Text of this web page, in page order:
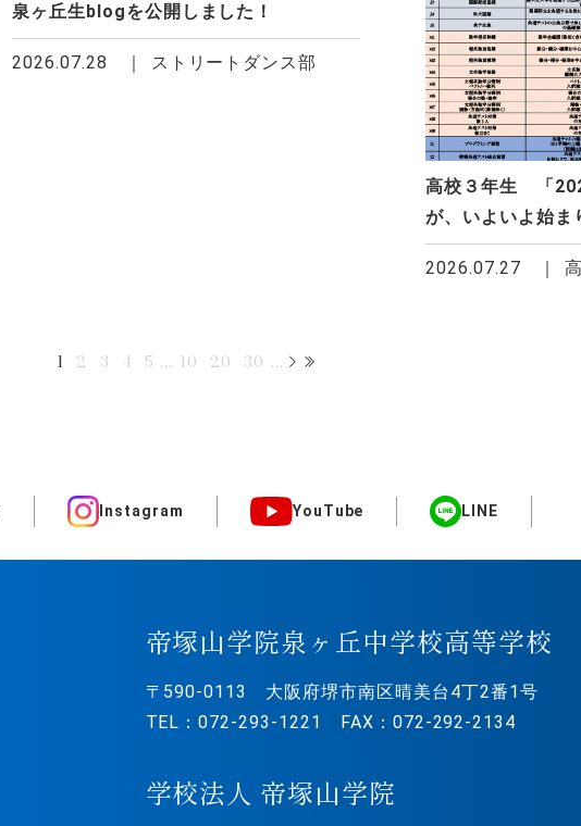
泉ヶ丘生blogを公開しました！
2026.07.28 ストリートダンス部
高校３年生 「
が、いよいよ始ま
2026.07.27
1 2 3 4 5 ... 10 20 30 ...
Instagram YouTube LINE
帝塚山学院泉ヶ丘中学校高等学校
〒590-0113 大阪府堺市南区晴美台4丁2番1号
TEL：072-293-1221 FAX：072-292-2134
学校法人 帝塚山学院